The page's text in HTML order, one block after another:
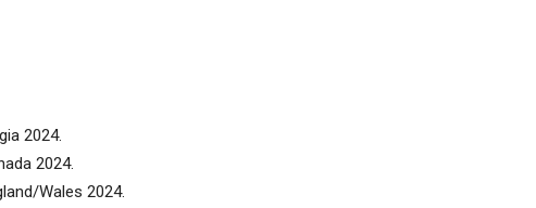
2024.
2024.
Wales 2024.